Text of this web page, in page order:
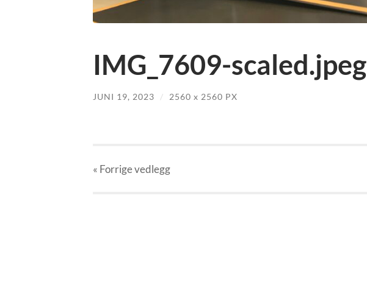
IMG_7609-scaled.jpeg
JUNI 19, 2023 / 2560 x 2560 PX
« Forrigevedlegg